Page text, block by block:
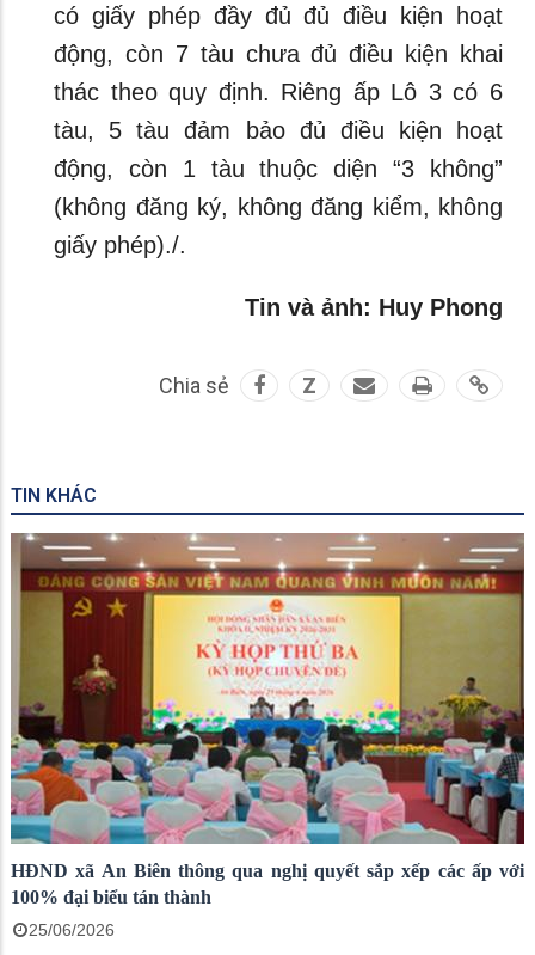
có giấy phép đầy đủ đủ điều kiện hoạt
động, còn 7 tàu chưa đủ điều kiện khai
thác theo quy định. Riêng ấp Lô 3 có 6
tàu, 5 tàu đảm bảo đủ điều kiện hoạt
động, còn 1 tàu thuộc diện “3 không”
(không đăng ký, không đăng kiểm, không
giấy phép)./.
Tin và ảnh: Huy Phong
Chia sẻ Z
TIN KHÁC
HĐND xã An Biên thông qua nghị quyết sắp xếp các ấp với
100% đại biểu tán thành
25/06/2026